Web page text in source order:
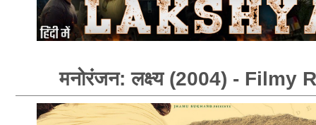
मनोरंजन: लक्ष्य (2004) - Filmy